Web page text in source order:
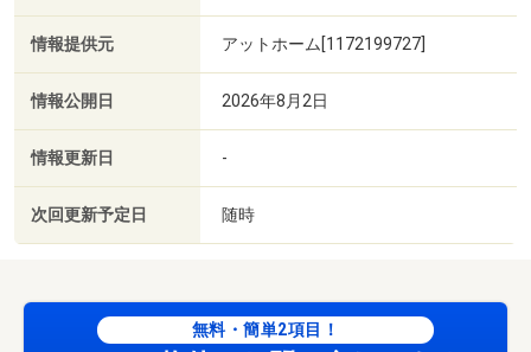
情報提供元 アットホーム[1172199727]
情報公開日 2026年8月2日
情報更新日 -
次回更新予定日 随時
無料・簡単2項目！